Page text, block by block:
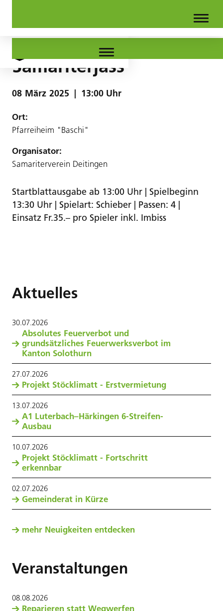
Samariterjass
08 März 2025 13:00 Uhr
Ort:
Pfarreiheim "Baschi"
Organisator:
Samariterverein Deitingen
Startblattausgabe ab 13:00 Uhr | Spielbeginn
13:30 Uhr | Spielart: Schieber | Passen: 4 |
Einsatz Fr.35.– pro Spieler inkl. Imbiss
Aktuelles
30.07.2026
Absolutes Feuerverbot und
grundsätzliches Feuerwerksverbot im
Kanton Solothurn
27.07.2026
Projekt Stöcklimatt - Erstvermietung
13.07.2026
A1 Luterbach–Härkingen 6-Streifen-
Ausbau
10.07.2026
Projekt Stöcklimatt - Fortschritt
erkennbar
02.07.2026
Gemeinderat in Kürze
mehr Neuigkeiten entdecken
Veranstaltungen
08.08.2026
Reparieren statt Wegwerfen